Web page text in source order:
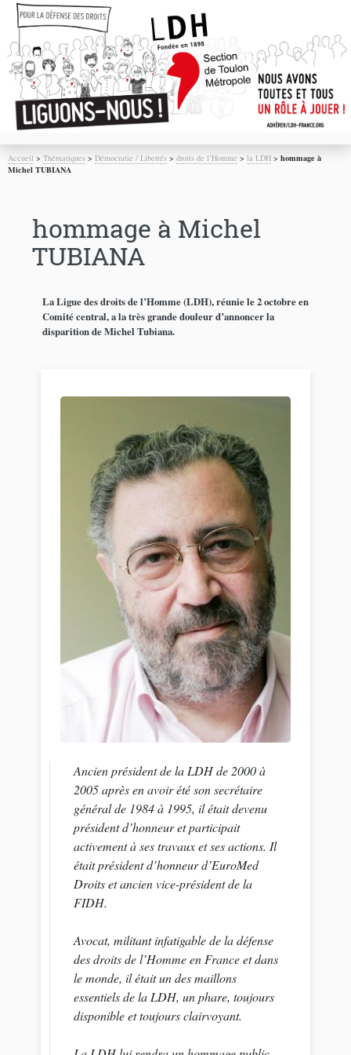
Accueil >Thématiques >Démocratie / Libertés >droits de l’Homme >la LDH >hommage à
Michel TUBIANA
hommage à Michel
TUBIANA
La Ligue des droits de l’Homme (LDH), réunie le 2 octobre en
Comité central, a la très grande douleur d’annoncer la
disparition de Michel Tubiana.
Ancien président de la LDH de 2000 à
2005 après en avoir été son secrétaire
général de 1984 à 1995, il était devenu
président d’honneur et participait
activement à ses travaux et ses actions. Il
était président d’honneur d’EuroMed
Droits et ancien vice-président de la
FIDH.
Avocat, militant infatigable de la défense
des droits de l’Homme en France et dans
le monde, il était un des maillons
essentiels de la LDH, un phare, toujours
disponible et toujours clairvoyant.